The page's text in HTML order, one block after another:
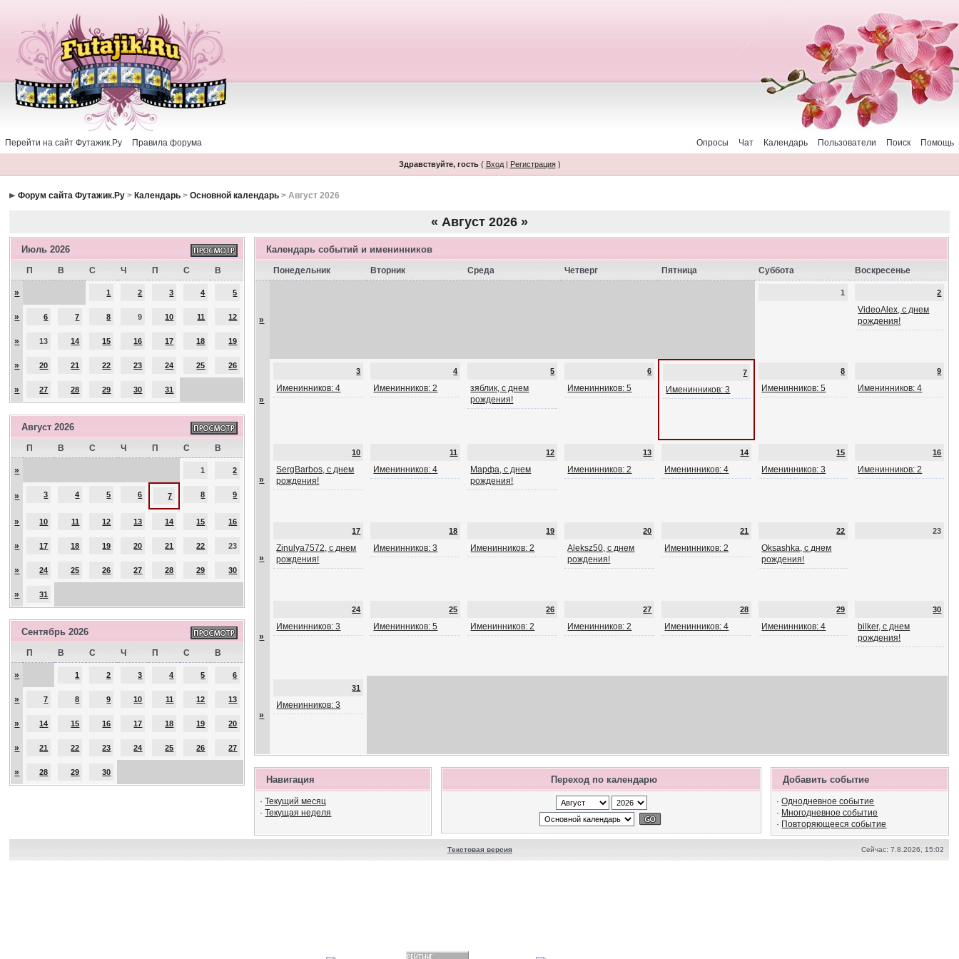
Перейти на сайт Футажик.Ру Правила форума Помощь
Поиск
Пользователи
Календарь
Чат
Опросы
Здравствуйте, гость( Вход| Регистрация)
Форум сайта Футажик.Ру > Календарь >Основной календарь > Август 2026
« Август 2026 »
Июль 2026
П В С Ч П С В
» 1 2 3 4 5
» 6 7 8 9 10 11 12
» 13 14 15 16 17 18 19
» 20 21 22 23 24 25 26
» 27 28 29 30 31
Август 2026
П В С Ч П С В
» 1 2
» 3 4 5 6 7 8 9
» 10 11 12 13 14 15 16
» 17 18 19 20 21 22 23
» 24 25 26 27 28 29 30
» 31
Сентябрь 2026
П В С Ч П С В
» 1 2 3 4 5 6
» 7 8 9 10 11 12 13
» 14 15 16 17 18 19 20
» 21 22 23 24 25 26 27
» 28 29 30
Календарь событий и именинников
Понедельник Вторник Среда Четверг Пятница Суббота Воскресенье
»
1 2
VideoAlex, с днем
рождения!
»
3
Именинников: 4
4
Именинников: 2
5
зяблик, с днем
рождения!
6
Именинников: 5
7
Именинников: 3
8
Именинников: 5
9
Именинников: 4
»
10
SergBarbos, с днем
рождения!
11
Именинников: 4
12
Марфа, с днем
рождения!
13
Именинников: 2
14
Именинников: 4
15
Именинников: 3
16
Именинников: 2
»
17
Zinulya7572, с днем
рождения!
18
Именинников: 3
19
Именинников: 2
20
Aleksz50, с днем
рождения!
21
Именинников: 2
22
Oksashka, с днем
рождения!
23
»
24
Именинников: 3
25
Именинников: 5
26
Именинников: 2
27
Именинников: 2
28
Именинников: 4
29
Именинников: 4
30
bilker, с днем
рождения!
»
31
Именинников: 3
Навигация
·Текущий месяц
·Текущая неделя
Переход по календарю Добавить событие
·Однодневное событие
· Многодневное событие
· Повторяющееся событие
Текстовая версия Сейчас: 7.8.2026, 15:02